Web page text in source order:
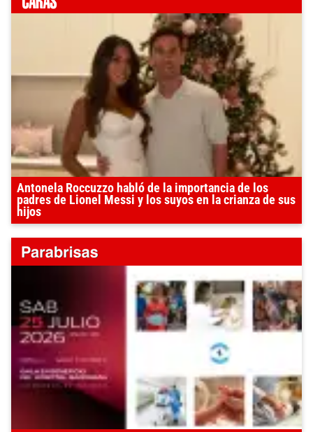
Antonela Roccuzzo habló de la importancia de los
padres de Lionel Messi y los suyos en la crianza de sus
hijos